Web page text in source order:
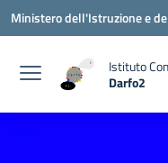
Vai ai contenuti
Vai al menu di navigazione
Vai al footer
Ministero dell'Istruzione e
Istituto
Darfo2